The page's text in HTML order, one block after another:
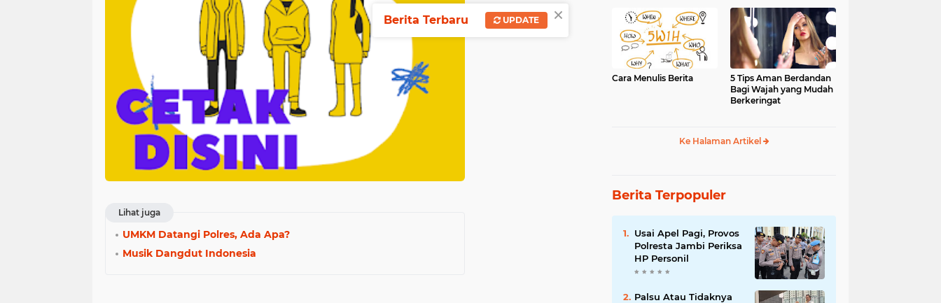
Lihat juga
UMKM Datangi Polres, Ada Apa?
Musik Dangdut Indonesia
Cara Menulis Berita
5 Tips Aman Berdandan
Bagi Wajah yang Mudah
Berkeringat
Ke Halaman Artikel
Berita Terpopuler
Usai Apel Pagi, Provos
Polresta Jambi Periksa
HP Personil
Palsu Atau Tidaknya
×
Berita Terbaru UPDATE